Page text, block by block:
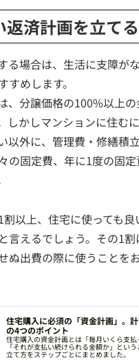
返済計画を立てる
る場合は、生活に支障が
すめします。
、分譲価格の100%以上の
しかしマンションに住む
以外に、管理費・修繕積
の固定費、年に1度の固
以上、住宅に使っても
言えるでしょう。その1
ぬ出費の際に使うことを
住宅購入に必須の「資金計画」。
の4つのポイント
住宅購入の資金計画とは「毎月いくら支
「それが支払い続けられる金額か」とい
立て方をステップごとにまとめました。